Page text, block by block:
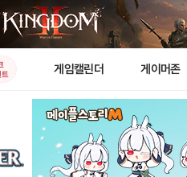
트
게임캘린더 게이머존